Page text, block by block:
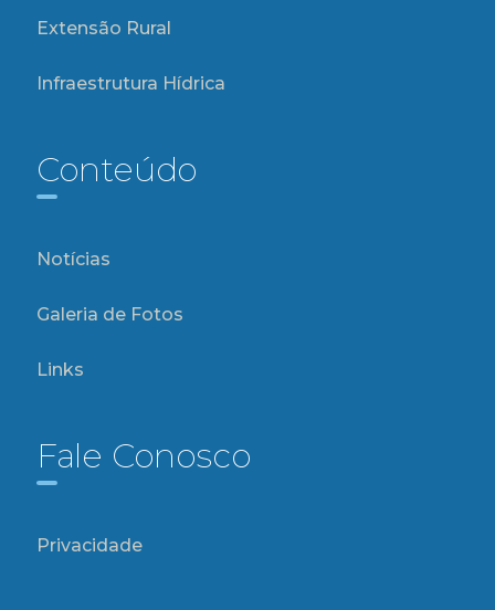
Extensão Rural
Infraestrutura Hídrica
Conteúdo
Notícias
Galeria de Fotos
Links
Fale Conosco
Privacidade